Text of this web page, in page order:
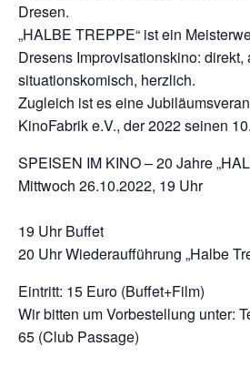
Dresen.
„HALBE TREPPE“ ist ein
Dresens Improvisationskino: direkt,
situationskomisch, herzlich.
Zugleich ist es eine
KinoFabrik e.V., der 2022 seinen
SPEISEN IM KINO – 20 Jahre
Mittwoch 26.10.2022, 19 Uhr
19 Uhr Buffet
20 Uhr Wiederaufführung „Halbe
Eintritt: 15 Euro (Buffet+Film)
Wir bitten um Vorbestellung unter:
65 (Club Passage)